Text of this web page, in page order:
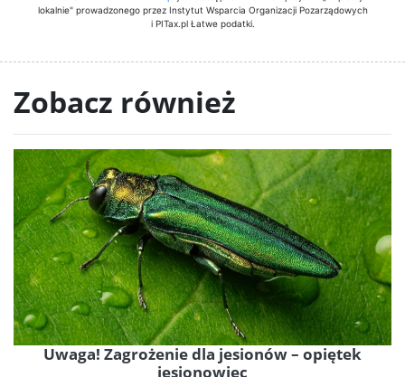
lokalnie" prowadzonego przez Instytut Wsparcia Organizacji Pozarządowych
i PITax.pl Łatwe podatki.
Zobacz również
Uwaga! Zagrożenie dla jesionów – opiętek
jesionowiec